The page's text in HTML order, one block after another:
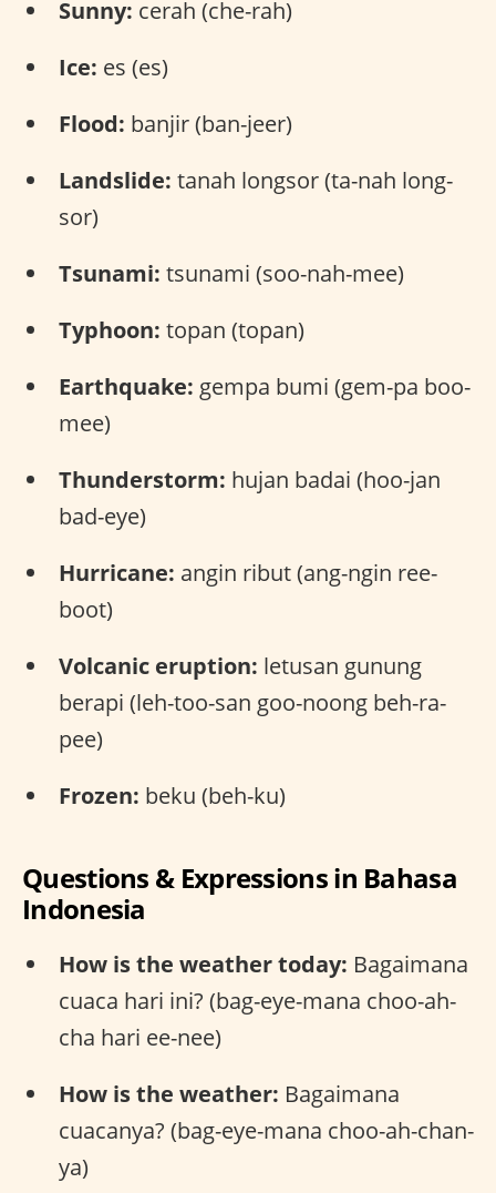
Sunny: cerah (che-rah)
Ice: es (es)
Flood: banjir (ban-jeer)
Landslide: tanah longsor (ta-nah long-
sor)
Tsunami: tsunami (soo-nah-mee)
Typhoon: topan (topan)
Earthquake: gempa bumi (gem-pa boo-
mee)
Thunderstorm: hujan badai (hoo-jan
bad-eye)
Hurricane: angin ribut (ang-ngin ree-
boot)
Volcanic eruption: letusan gunung
berapi (leh-too-san goo-noong beh-ra-
pee)
Frozen: beku (beh-ku)
Questions & Expressions in Bahasa
Indonesia
How is the weather today: Bagaimana
cuaca hari ini? (bag-eye-mana choo-ah-
cha hari ee-nee)
How is the weather: Bagaimana
cuacanya? (bag-eye-mana choo-ah-chan-
ya)